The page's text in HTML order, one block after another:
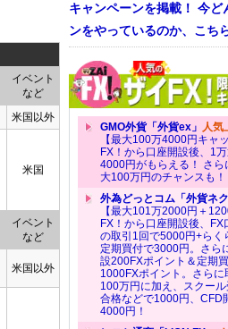
イベント
など
米国以外
米国
イベント
など
米国以外
キャンペーンを掲載！ 今ど
ンをやっているのか、こち
GMO外貨「外貨ex」 人気
【最大100万4000円キャ
FX！から口座開設後、1
4000円がもらえる！ さ
大100万円のチャンスも！
外為どっとコム「外貨ネ
【最大101万2000円＋
FX！から口座開設後、
の取引1回で5000円+らく
定期買付で3000円。さら
設200FXポイント＆定期
1000FXポイント。さら
100万円に加え、スクー
合格などで1000円、CFD
4000円！